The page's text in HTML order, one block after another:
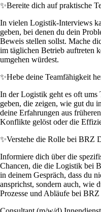
✨Bereite dich auf praktische
In vielen Logistik-Interviews
geben, bei denen du dein
Beweis stellen sollst. Mache
im täglichen Betrieb auftreten
umgehen würdest.
✨Hebe deine Teamfähigkeit
In der Logistik geht es oft ums
geben, die zeigen, wie gut du
deine Erfahrungen aus
Konflikte gelöst oder die
✨Verstehe die Rolle bei BRZ
Informiere dich über die
Chancen, die die Logistik bei
in deinem Gespräch, dass du
ansprichst, sondern auch, wie
Prozesse und Abläufe bei